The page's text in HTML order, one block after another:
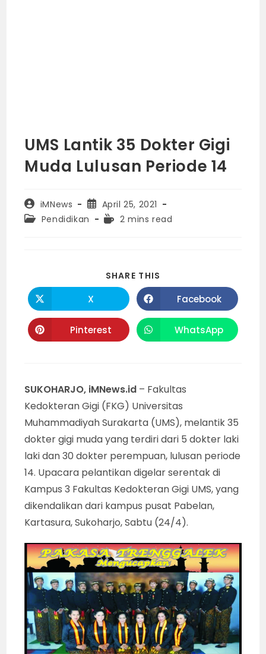
UMS Lantik 35 Dokter Gigi
Muda Lulusan Periode 14
Post
author:
iMNews
Post
published:
April 25, 2021
PostPendidikan
Reading
2 mins read
SHARE THIS
Opens
in
a
new
window
X Opens
in
a
new
window
Facebook
Opens
in
Pinterest Opens
in
WhatsApp
SUKOHARJO, iMNews.id – Fakultas
Kedokteran Gigi (FKG) Universitas
Muhammadiyah Surakarta (UMS), melantik 35
dokter gigi muda yang terdiri dari 5 dokter laki
laki dan 30 dokter perempuan, lulusan periode
14. Upacara pelantikan digelar serentak di
Kampus 3 Fakultas Kedokteran Gigi UMS, yang
dikendalikan dari kampus pusat Pabelan,
Kartasura, Sukoharjo, Sabtu (24/4).